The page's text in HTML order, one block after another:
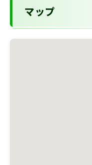
マップ